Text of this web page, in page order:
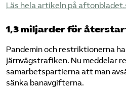
Läs hela artikeln på
1,3 miljarder för
Pandemin och restriktionerna
järnvägstrafiken. Nu meddelar
samarbetspartierna att man
sänka banavgifterna.